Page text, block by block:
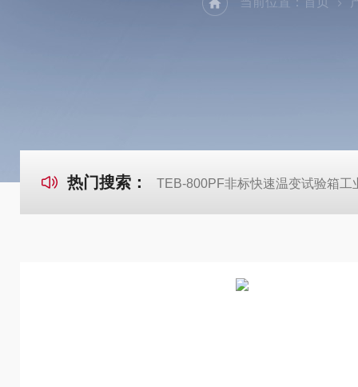
热门搜索： TEB-800PF非标快速温变试验箱工